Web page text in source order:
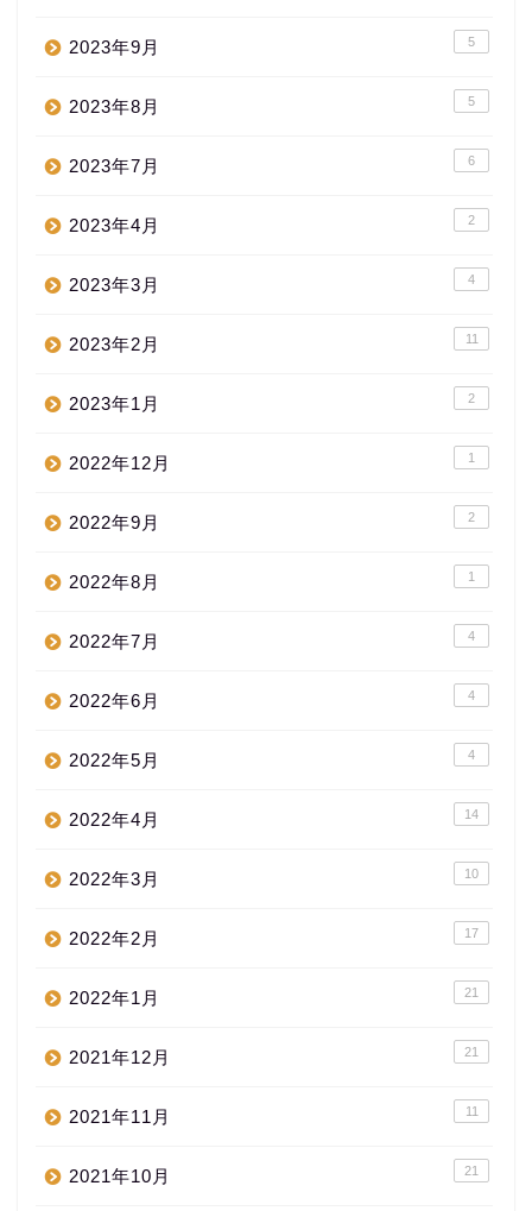
2023年9月 5
2023年8月 5
2023年7月 6
2023年4月 2
2023年3月 4
2023年2月 11
2023年1月 2
2022年12月 1
2022年9月 2
2022年8月 1
2022年7月 4
2022年6月 4
2022年5月 4
2022年4月 14
2022年3月 10
2022年2月 17
2022年1月 21
2021年12月 21
2021年11月 11
2021年10月 21